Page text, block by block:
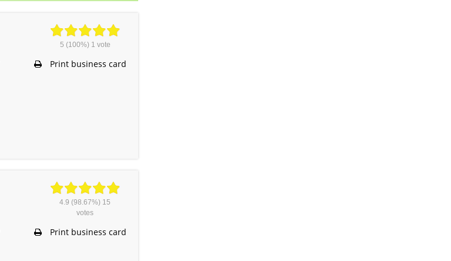
5 (100%) 1 vote
Print business card
4.9 (98.67%) 15
votes
Print business card